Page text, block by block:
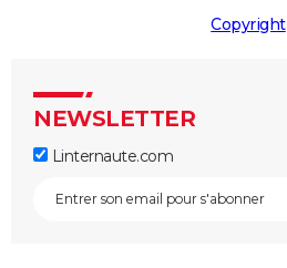
Copyright
NEWSLETTER
Linternaute.com